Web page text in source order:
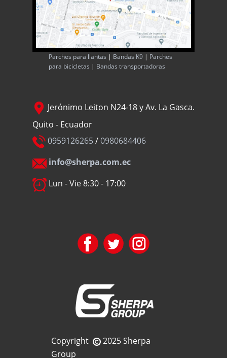
Parches para llantas | Bandas K9 | Parches
para bicicletas | Bandas transportadoras
Jerónimo Leiton N24-18 y Av. La Gasca.
Quito - Ecuador
0959126265/0980684406
info@sherpa.com.ec
Lun - Vie 8:30 - 17:00
Copyright
2025 Sherpa
Group